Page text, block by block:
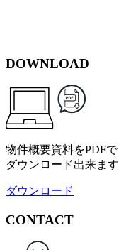
DOWNLOAD
物件概要資料をPDFで
ダウンロード出来ます
ダウンロード
CONTACT